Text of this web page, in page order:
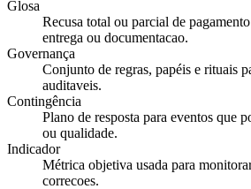
Glosa
Recusa total ou parcial de
entrega ou documentacao.
Governança
Conjunto de regras, papéis e rituais
auditaveis.
Contingência
Plano de resposta para eventos que
ou qualidade.
Indicador
Métrica objetiva usada para
correcoes.